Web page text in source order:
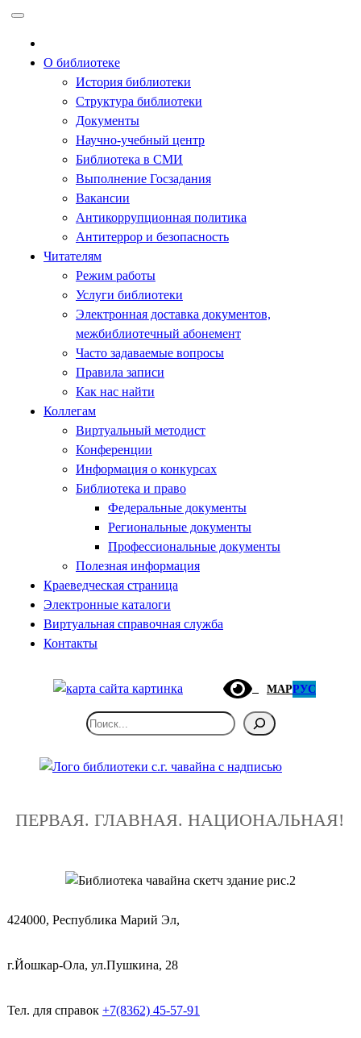
содержимому
О библиотеке
История библиотеки
Структура библиотеки
Документы
Научно-учебный центр
Библиотека в СМИ
Выполнение Госзадания
Вакансии
Антикоррупционная политика
Антитеррор и безопасность
Читателям
Режим работы
Услуги библиотеки
Электронная доставка документов,
межбиблиотечный абонемент
Часто задаваемые вопросы
Правила записи
Как нас найти
Коллегам
Виртуальный методист
Конференции
Информация о конкурсах
Библиотека и право
Федеральные документы
Региональные документы
Профессиональные документы
Полезная информация
Краеведческая страница
Электронные каталоги
Виртуальная справочная служба
Контакты
МАРРУС
Поиск
ПЕРВАЯ. ГЛАВНАЯ. НАЦИОНАЛЬНАЯ!
424000, Республика Марий Эл,
г.Йошкар-Ола, ул.Пушкина, 28
Тел. для справок +7(8362) 45-57-91